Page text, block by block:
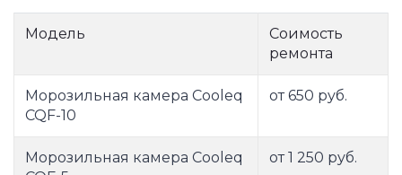
Модель
Соимость
ремонта
Морозильная камера Cooleq
CQF-10
от 650 руб.
Морозильная камера Cooleq
от 1 250 руб.